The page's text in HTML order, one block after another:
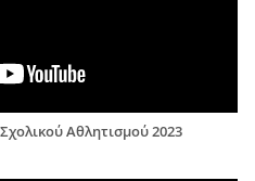
Αθλητισμού 2023